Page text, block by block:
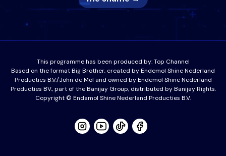
This programme has been produced by:Top Channel
Based on the format Big Brother, created by Endemol Shine Nederland
Producties B.V./John de Mol and owned by Endemol Shine Nederland
Producties BV., part of the Banijay Group, distributed by Banijay Rights.
Copyright © Endamol Shine Nederland Producties B.V.